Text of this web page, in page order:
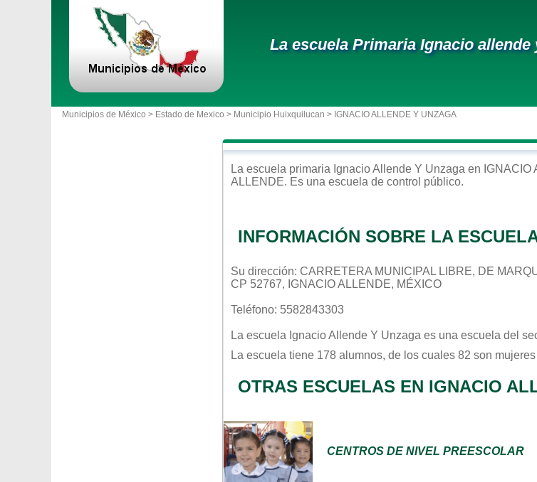
La escuela Primaria Ignacio allende
Municipios de México > Estado de Mexico > Municipio Huixquilucan > IGNACIO ALLENDE Y UNZAGA
La escuela primaria Ignacio Allende Y Unzaga en IGNACIO
ALLENDE. Es una escuela de control público.
INFORMACIÓN SOBRE LA
Su dirección: CARRETERA MUNICIPAL LIBRE, DE
CP 52767, IGNACIO ALLENDE, MÉXICO
Teléfono: 5582843303
La escuela Ignacio Allende Y Unzaga es una escuela del
La escuela tiene 178 alumnos, de los cuales 82 son
OTRAS ESCUELAS EN IGNACIO
CENTROS DE NIVEL PREESCOLAR